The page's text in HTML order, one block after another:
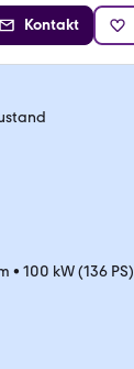
Kontakt
• 100 kW (136 PS)